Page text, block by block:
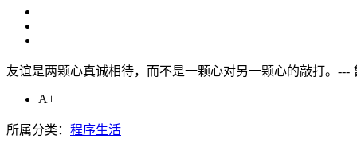
友谊是两颗心真诚相待，而不是一颗心对另一颗心的敲打。---
A+
所属分类： 程序生活